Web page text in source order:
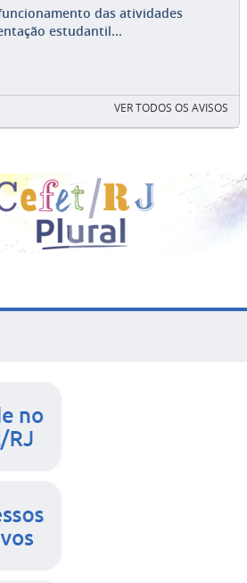
das atividades
estudantil...
VER TODOS OS AVISOS